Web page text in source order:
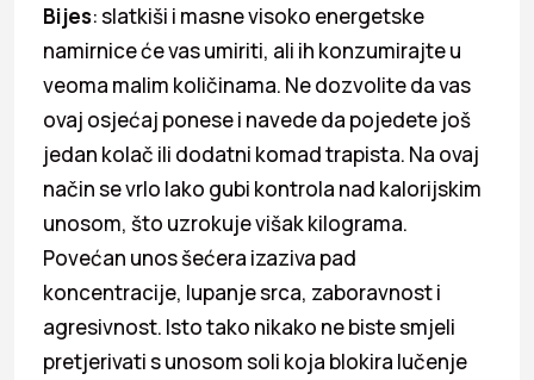
Bijes: slatkiši i masne visoko energetske
namirnice će vas umiriti, ali ih konzumirajte u
veoma malim količinama. Ne dozvolite da vas
ovaj osjećaj ponese i navede da pojedete još
jedan kolač ili dodatni komad trapista. Na ovaj
način se vrlo lako gubi kontrola nad kalorijskim
unosom, što uzrokuje višak kilograma.
Povećan unos šećera izaziva pad
koncentracije, lupanje srca, zaboravnost i
agresivnost. Isto tako nikako ne biste smjeli
pretjerivati s unosom soli koja blokira lučenje